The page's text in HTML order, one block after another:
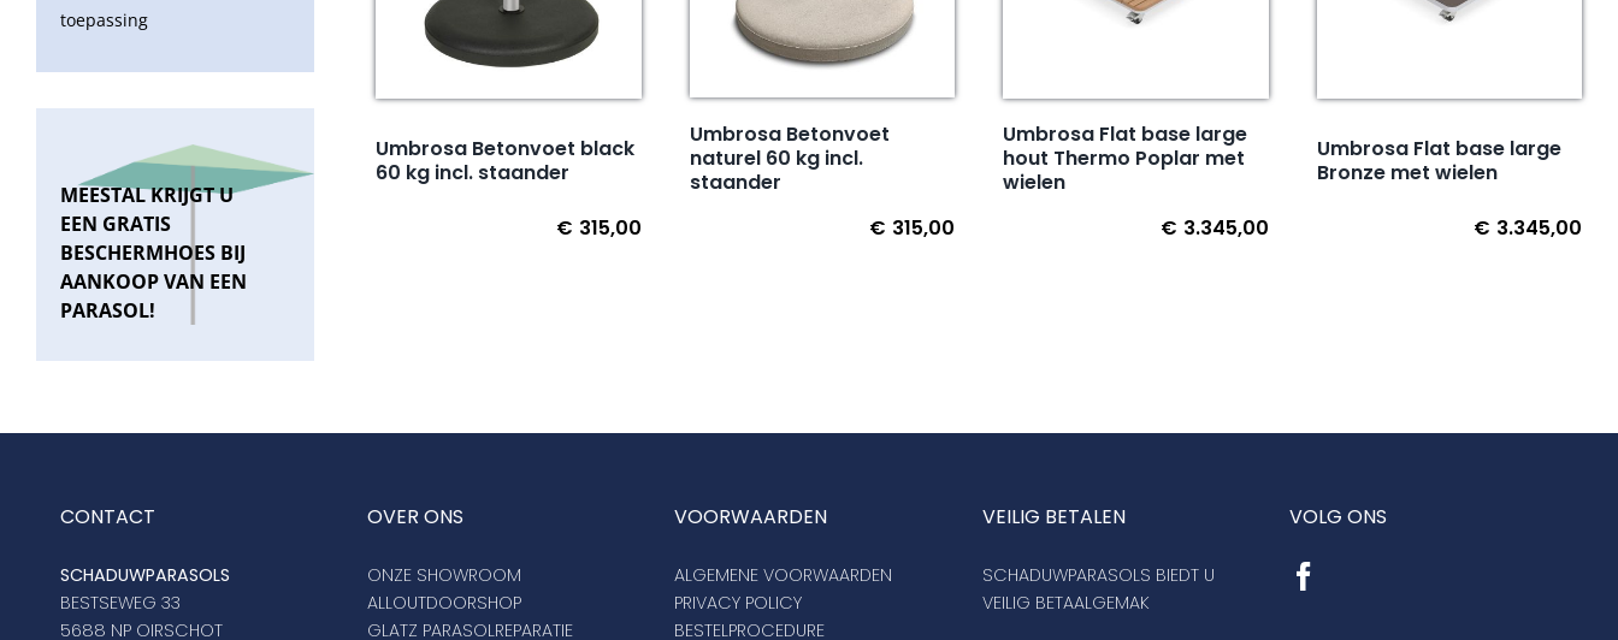
Umbrosa Betonvoet black
60 kg incl. staander
€ 315,00
Umbrosa Betonvoet
naturel 60 kg incl.
staander
€ 315,00
Umbrosa Flat base large
hout Thermo Poplar met
wielen
€ 3.345,00
Umbrosa Flat base large
Bronze met wielen
€ 3.345,00
toepassing
MEESTAL KRIJGT U
EEN GRATIS
BESCHERMHOES BIJ
AANKOOP VAN EEN
PARASOL!
CONTACT
SCHADUWPARASOLS
BESTSEWEG 33
5688 NP OIRSCHOT
OVER ONS
ONZE SHOWROOM
ALLOUTDOORSHOP
GLATZ PARASOLREPARATIE
VOORWAARDEN
ALGEMENE VOORWAARDEN
PRIVACY POLICY
BESTELPROCEDURE
VEILIG BETALEN
SCHADUWPARASOLS BIEDT U
VEILIG BETAALGEMAK
VOLG ONS